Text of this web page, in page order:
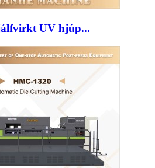
UV hjúp...